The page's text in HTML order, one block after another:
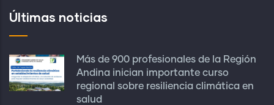
Últimas noticias
Más de 900 profesionales de la Región
Andina inician importante curso
regional sobre resiliencia climática en
salud